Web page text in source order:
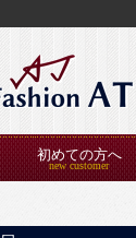
初めての方へ